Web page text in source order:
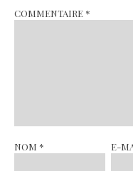
COMMENTAIRE *
NOM * E-